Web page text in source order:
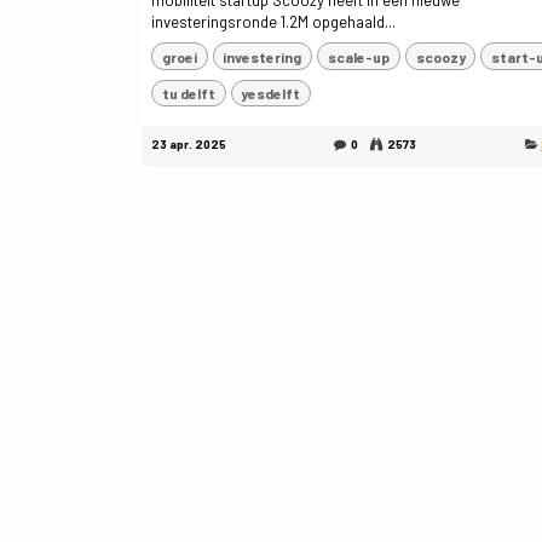
investeringsronde 1.2M opgehaald...
groei investering scale-up scoozy start-
tu delft yesdelft
23 apr. 2025 0 2573